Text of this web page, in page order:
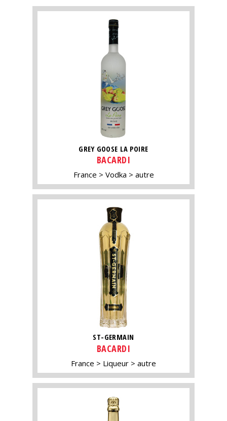
GREY GOOSE LA POIRE
BACARDI
France Vodka autre
ST-GERMAIN
BACARDI
France Liqueur autre